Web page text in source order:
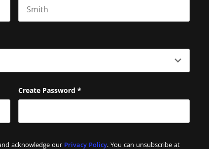
Create Password *
acknowledge our Privacy Policy. You can unsubscribe at